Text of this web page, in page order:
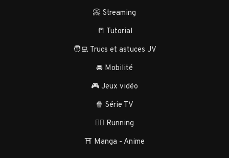
📀 Streaming
📒 Tutorial
🧑‍💻 Trucs et astuces JV
🚘 Mobilité
🎮 Jeux vidéo
🍿 Série TV
🏃‍♂️ Running
⛩️ Manga - Anime